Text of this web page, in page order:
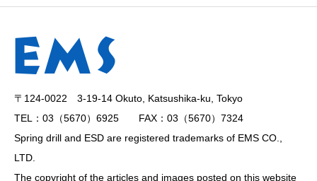
〒124-0022 3-19-14 Okuto, Katsushika-ku, Tokyo
TEL：03（5670）6925 FAX：03（5670）7324
Spring drill and ESD are registered trademarks of EMS CO.,
LTD.
The copyright of the articles and images posted on this website